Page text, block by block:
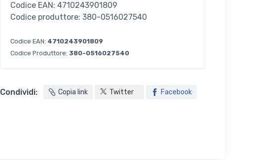
Codice EAN: 4710243901809
Codice produttore: 380-0516027540
Codice EAN: 4710243901809
Codice Produttore: 380-0516027540
Condividi: Copia link Twitter Facebook